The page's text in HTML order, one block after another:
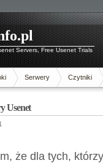
Servers, Free Usenet Trials
Serwery Czytniki
Usenet
że dla tych,